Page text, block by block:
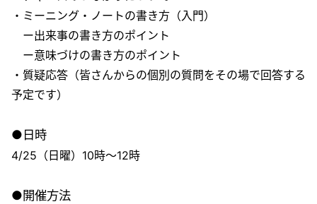
・ミーニング・ノートの書き方（入門）
ー出来事の書き方のポイント
ー意味づけの書き方のポイント
・質疑応答（皆さんからの個別の質問をその場で回答する
予定です）
●日時
4/25（日曜）10時〜12時
●開催方法